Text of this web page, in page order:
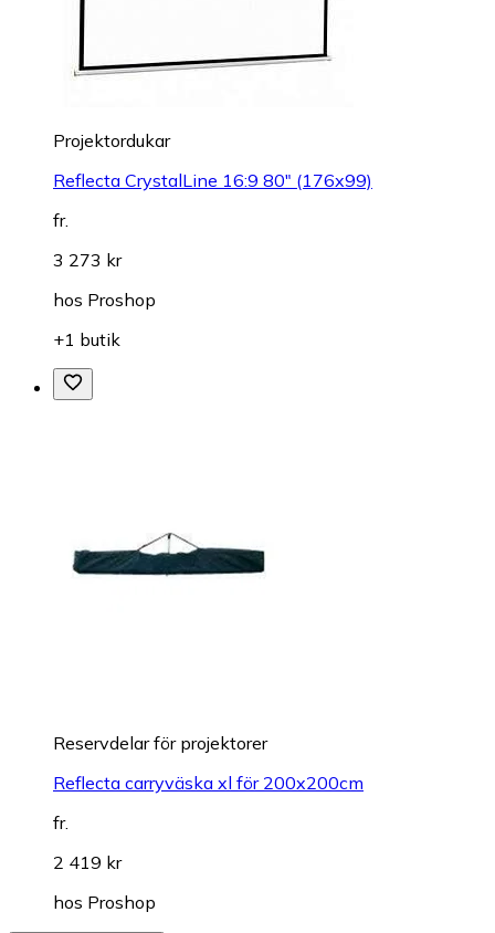
Projektordukar
Reflecta CrystalLine 16:9 80" (176x99)
fr.
3 273 kr
hos Proshop
+1 butik
Reservdelar för projektorer
Reflecta carryväska xl för 200x200cm
fr.
2 419 kr
hos Proshop